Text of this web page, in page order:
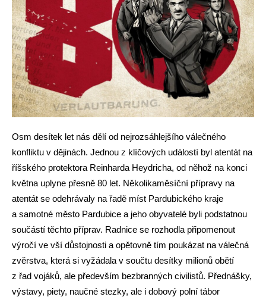
Osm desítek let nás dělí od nejrozsáhlejšího válečného
konfliktu v dějinách. Jednou z klíčových událostí byl atentát na
říšského protektora Reinharda Heydricha, od něhož na konci
května uplyne přesně 80 let. Několikaměsíční přípravy na
atentát se odehrávaly na řadě míst Pardubického kraje
a samotné město Pardubice a jeho obyvatelé byli podstatnou
součástí těchto příprav. Radnice se rozhodla připomenout
výročí ve vší důstojnosti a opětovně tím poukázat na válečná
zvěrstva, která si vyžádala v součtu desítky milionů obětí
z řad vojáků, ale především bezbranných civilistů. Přednášky,
výstavy, piety, naučné stezky, ale i dobový polní tábor